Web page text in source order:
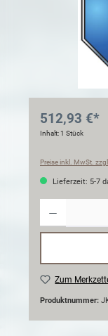
512,93 €*
Inhalt:1 Stück
Preise inkl. MwSt.
Lieferzeit: 5-7
Zum
Produktnummer: